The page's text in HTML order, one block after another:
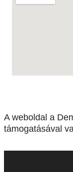
A weboldal a
támogatásával